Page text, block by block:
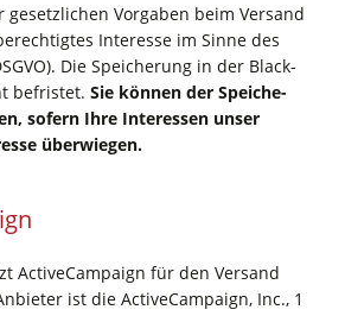
Vor­ga­ben beim Ver­sand
Inter­es­se im Sin­ne des
Die Spei­che­rung in der Black­
befris­tet. Sie kön­nen der Spei­che­
sofern Ihre Inter­es­sen unser
überwiegen.
Active­Cam­paign für den Ver­sand
ist die Active­Cam­paign, Inc., 1